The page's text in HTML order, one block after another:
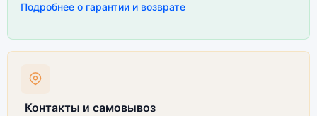
Подробнее о гарантии и возврате
Контакты и самовывоз